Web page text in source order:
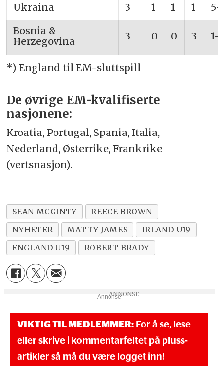
Ukraina 3 1 1 1
Bosnia &
Herzegovina
3 0 0 3
*) England til EM-sluttspill
De øvrige EM-kvalifiserte
nasjonene:
Kroatia, Portugal, Spania, Italia,
Nederland, Østerrike, Frankrike
(vertsnasjon).
SEAN MCGINTY
REECE BROWN
NYHETER
MATTY JAMES
IRLAND U19
ENGLAND U19
ROBERT BRADY
Annonse
VIKTIG TIL MEDLEMMER:For å se, lese
eller skrive i kommentarfeltet på pluss-
artikler så må du være logget inn!